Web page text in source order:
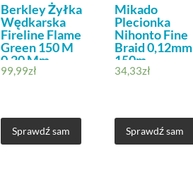
Berkley Żyłka
Wędkarska
Fireline Flame
Green 150 M
0,20 Mm
(1553684)
99,99zł
Sprawdź sam
Mikado
Plecionka
Nihonto Fine
Braid 0,12mm
150m
34,33zł
Sprawdź sam